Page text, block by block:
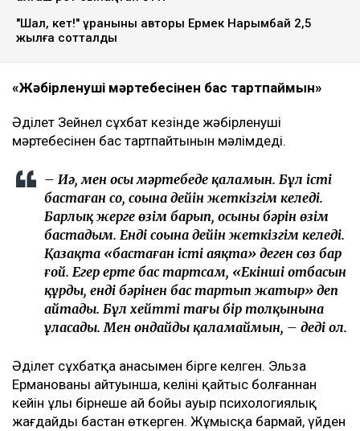
"Шал, кет!" ұранының авторы Ермек Нарымбай 2,5
жылға сотталды
«Жәбірленуші мәртебесінен бас тартпаймын»
Әділет Зейнел сұхбат кезінде жәбірленуші
мәртебесінен бас тартпайтынын мәлімдеді.
– Иә, мен осы мәртебеде қаламын. Бұл істі
бастаған соң, соңына дейін жеткізгім келеді.
Барлық жерге өзім барып, осының бәрін өзім
бастадым. Енді соңына дейін жеткізгім келеді.
Қазақта «бастаған істі аяқта» деген сөз бар
ғой. Егер ертең бас тартсам, «Екінші отбасын
құрды, енді бәрінен бас тартып жатыр» деп
айтады. Бұл хейттің тағы бір толқынына
ұласады. Мен ондайды қаламаймын, – деді ол.
Әділет сұхбатқа анасымен бірге келген. Эльза
Ерманованың айтуынша, келіні қайтыс болғаннан
кейін ұлы бірнеше ай бойы ауыр психологиялық
жағдайды бастан өткерген. Жұмысқа бармай, үйден